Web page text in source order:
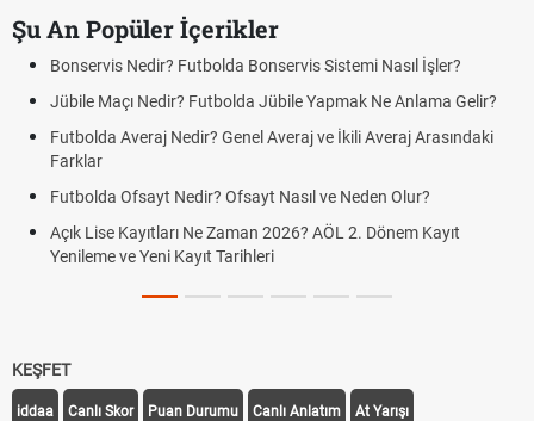
Şu An Popüler İçerikler
Bonservis Nedir? Futbolda Bonservis Sistemi Nasıl İşler?
Jübile Maçı Nedir? Futbolda Jübile Yapmak Ne Anlama Gelir?
Futbolda Averaj Nedir? Genel Averaj ve İkili Averaj Arasındaki
Farklar
Futbolda Ofsayt Nedir? Ofsayt Nasıl ve Neden Olur?
Açık Lise Kayıtları Ne Zaman 2026? AÖL 2. Dönem Kayıt
Yenileme ve Yeni Kayıt Tarihleri
KEŞFET
iddaa Canlı Skor Puan Durumu Canlı Anlatım At Yarışı